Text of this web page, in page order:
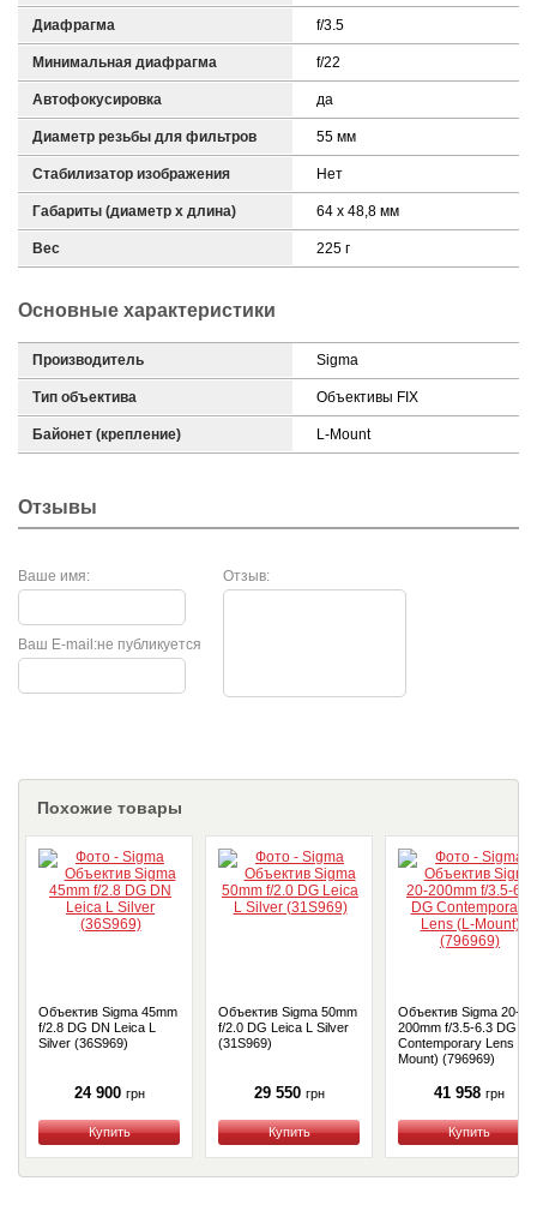
Диафрагма f/3.5
Минимальная диафрагма f/22
Автофокусировка да
Диаметр резьбы для фильтров 55 мм
Стабилизатор изображения Нет
Габариты (диаметр х длина) 64 x 48,8 мм
Вес 225 г
Основные характеристики
Производитель Sigma
Тип объектива Объективы FIX
Байонет (крепление) L-Mount
Отзывы
Ваше имя: Отзыв:
не публикуется
Ваш E-mail:
Похожие товары
Объектив Sigma 45mm
f/2.8 DG DN Leica L
Silver (36S969)
24 900 грн
Купить
Объектив Sigma 50mm
f/2.0 DG Leica L Silver
(31S969)
29 550 грн
Купить
Объектив Sigma 20-
200mm f/3.5-6.3 DG
Contemporary Lens (L-
Mount) (796969)
41 958 грн
Купить